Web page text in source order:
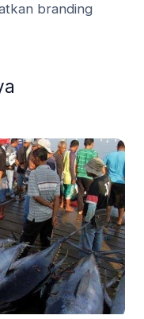
branding